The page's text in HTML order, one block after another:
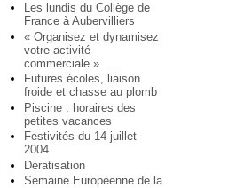
Les lundis du Collège de
France à Aubervilliers
« Organisez et dynamisez
votre activité
commerciale »
Futures écoles, liaison
froide et chasse au plomb
Piscine : horaires des
petites vacances
Festivités du 14 juillet
2004
Dératisation
Semaine Européenne de la